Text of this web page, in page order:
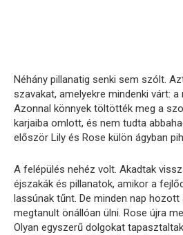
Néhány pillanatig senki sem szólt.
szavakat, amelyekre mindenki várt:
Azonnal könnyek töltötték meg a
karjaiba omlott, és nem tudta
először Lily és Rose külön ágyban
A felépülés nehéz volt. Akadtak
éjszakák és pillanatok, amikor a
lassúnak tűnt. De minden nap
megtanult önállóan ülni. Rose újra
Olyan egyszerű dolgokat